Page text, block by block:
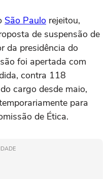
São Paulo rejeitou,
de suspensão de
da presidência do
foi apertada com
contra 118
cargo desde maio,
para
de Ética.